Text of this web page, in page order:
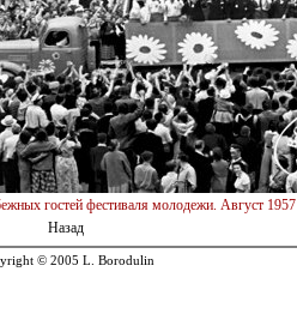
гостей фестиваля молодежи. Август 1957
Назад
© 2005 L. Borodulin